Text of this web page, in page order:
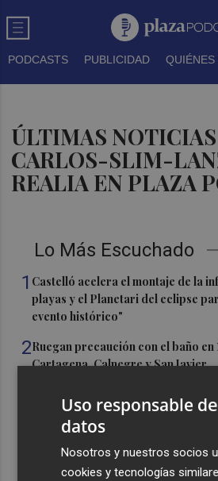
PODCASTS PUBLICIDAD
ÚLTIMAS
CARLOS-SLIM-
REALIA EN PLAZA
Lo Más Escuchado
1 Castelló acelera el montaje de la
playas y el Planetari del eclipse
evento histórico"
2Ruegan precaución con el baño en
Cartagena, Calnegre y San Javier
por EEUU
la cultura
Uso responsable
datos
Nosotros y nuestros socios
cookies y tecnologías